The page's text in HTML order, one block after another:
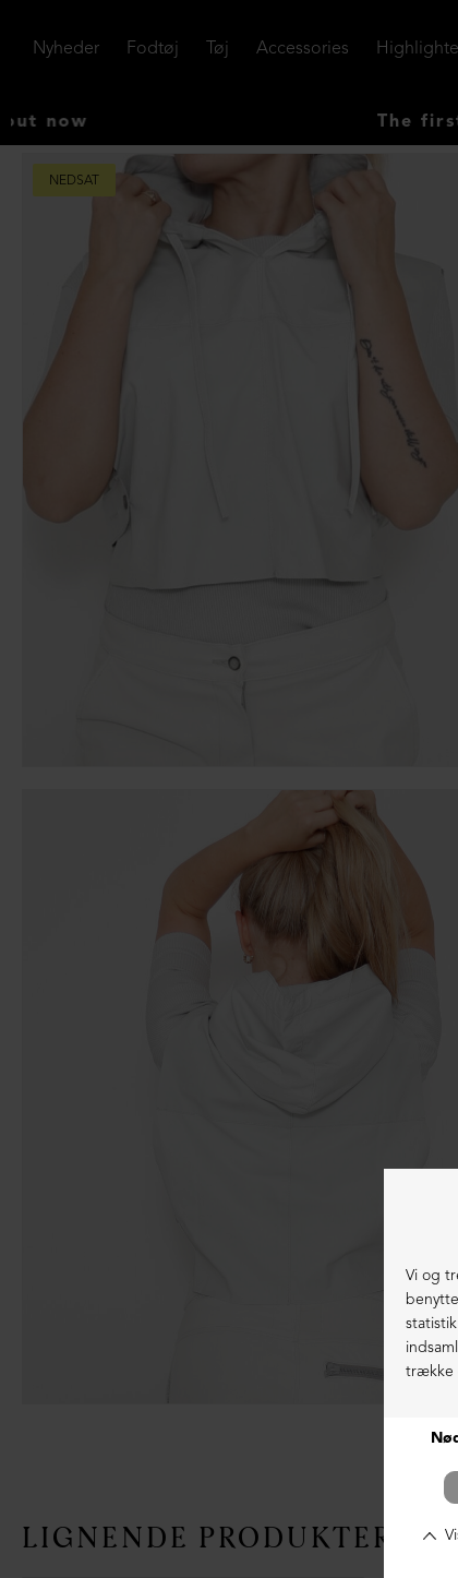
Nyheder Fodtøj Tøj Accessories
The first
NEDSAT
LIGNENDE PRODUKTER